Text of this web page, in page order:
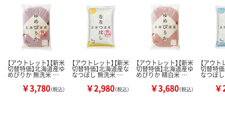
【アウトレット】【新米
切替特価】北海道産ゆ
めぴりか 無洗米 …
￥3,780（税込）
【アウトレット】【新米
切替特価】北海道産な
なつぼし 無洗米 …
￥2,980（税込）
【アウトレット】【新米
切替特価】北海道産ゆ
めぴりか 精白米 …
￥3,680（税込）
【アウト
切替特
なつぼ